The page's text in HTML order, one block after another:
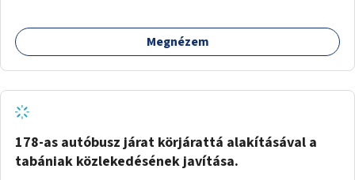
Megnézem
178-as autóbusz járat körjárattá alakításával a
tabániak közlekedésének javítása.